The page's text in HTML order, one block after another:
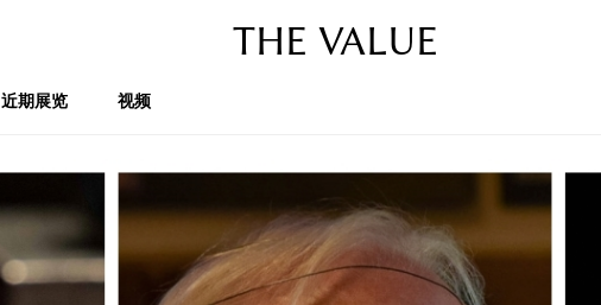
THE VALUE
近期展览 视频